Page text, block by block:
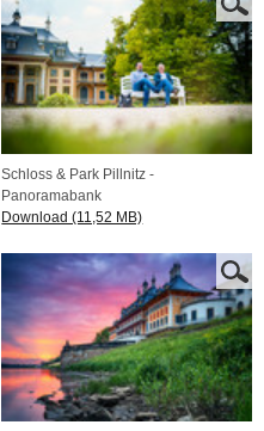
Schloss & Park Pillnitz -
Panoramabank
Download (11,52 MB)